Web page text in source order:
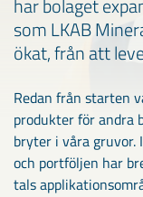
har bolaget
som LKAB
ökat, från att
Redan från starten
produkter för andra
bryter i våra gruvor.
och portföljen har
tals